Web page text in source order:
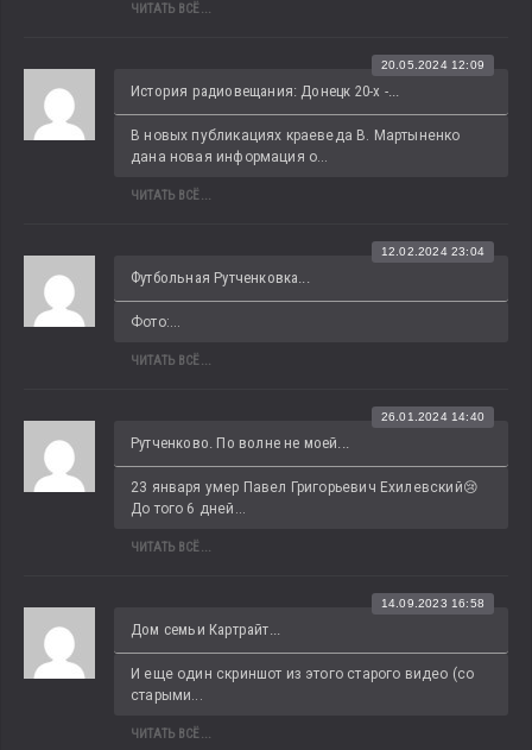
ЧИТАТЬ ВСЁ...
История радиовещания: Донецк 20-х -...
20.05.2024 12:09
В новых публикациях краеведа В. Мартыненко
дана новая информация о...
ЧИТАТЬ ВСЁ...
Футбольная Рутченковка...
12.02.2024 23:04
Фото:...
ЧИТАТЬ ВСЁ...
Рутченково. По волне не моей...
26.01.2024 14:40
23 января умер Павел Григорьевич Ехилевский😢
До того 6 дней...
ЧИТАТЬ ВСЁ...
Дом семьи Картрайт...
14.09.2023 16:58
И еще один скриншот из этого старого видео (со
старыми...
ЧИТАТЬ ВСЁ...